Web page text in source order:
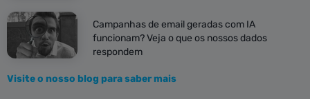
Campanhas de email geradas com IA
funcionam? Veja o que os nossos dados
respondem
Visite o nosso blog para saber mais